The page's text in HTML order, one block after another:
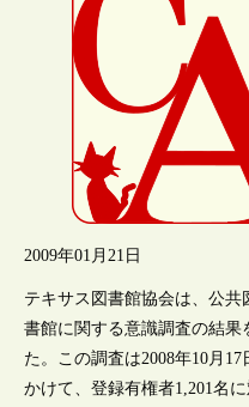
2009年01月21日
テキサス図書館協会は、公共
書館に関する意識調査の結果
た。この調査は2008年10月17
かけて、登録有権者1,201名